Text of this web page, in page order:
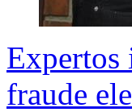
Expertos
fraude